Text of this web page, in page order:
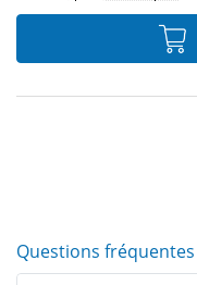
Questions fréquentes